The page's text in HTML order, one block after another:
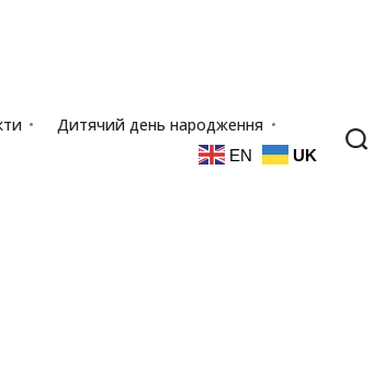
Дитячий день народження
EN UK